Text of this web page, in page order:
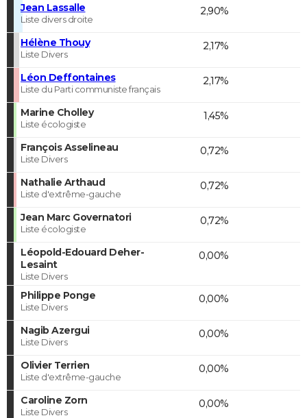
Jean Lassalle
Liste divers droite
2,90%
Hélène Thouy
Liste Divers
2,17%
Léon Deffontaines
Liste du Parti communiste français
2,17%
Marine Cholley
Liste écologiste
1,45%
François Asselineau
Liste Divers
0,72%
Nathalie Arthaud
Liste d'extrême-gauche
0,72%
Jean Marc Governatori
Liste écologiste
0,72%
Léopold-Edouard Deher-
Lesaint
Liste Divers
0,00%
Philippe Ponge
Liste Divers
0,00%
Nagib Azergui
Liste Divers
0,00%
Olivier Terrien
Liste d'extrême-gauche
0,00%
Caroline Zorn
Liste Divers
0,00%